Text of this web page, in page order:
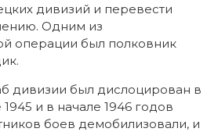
дивизий и перевести
Одним из
операции был полковник
дивизии был дислоцирован в
и в начале 1946 годов
боев демобилизовали, и